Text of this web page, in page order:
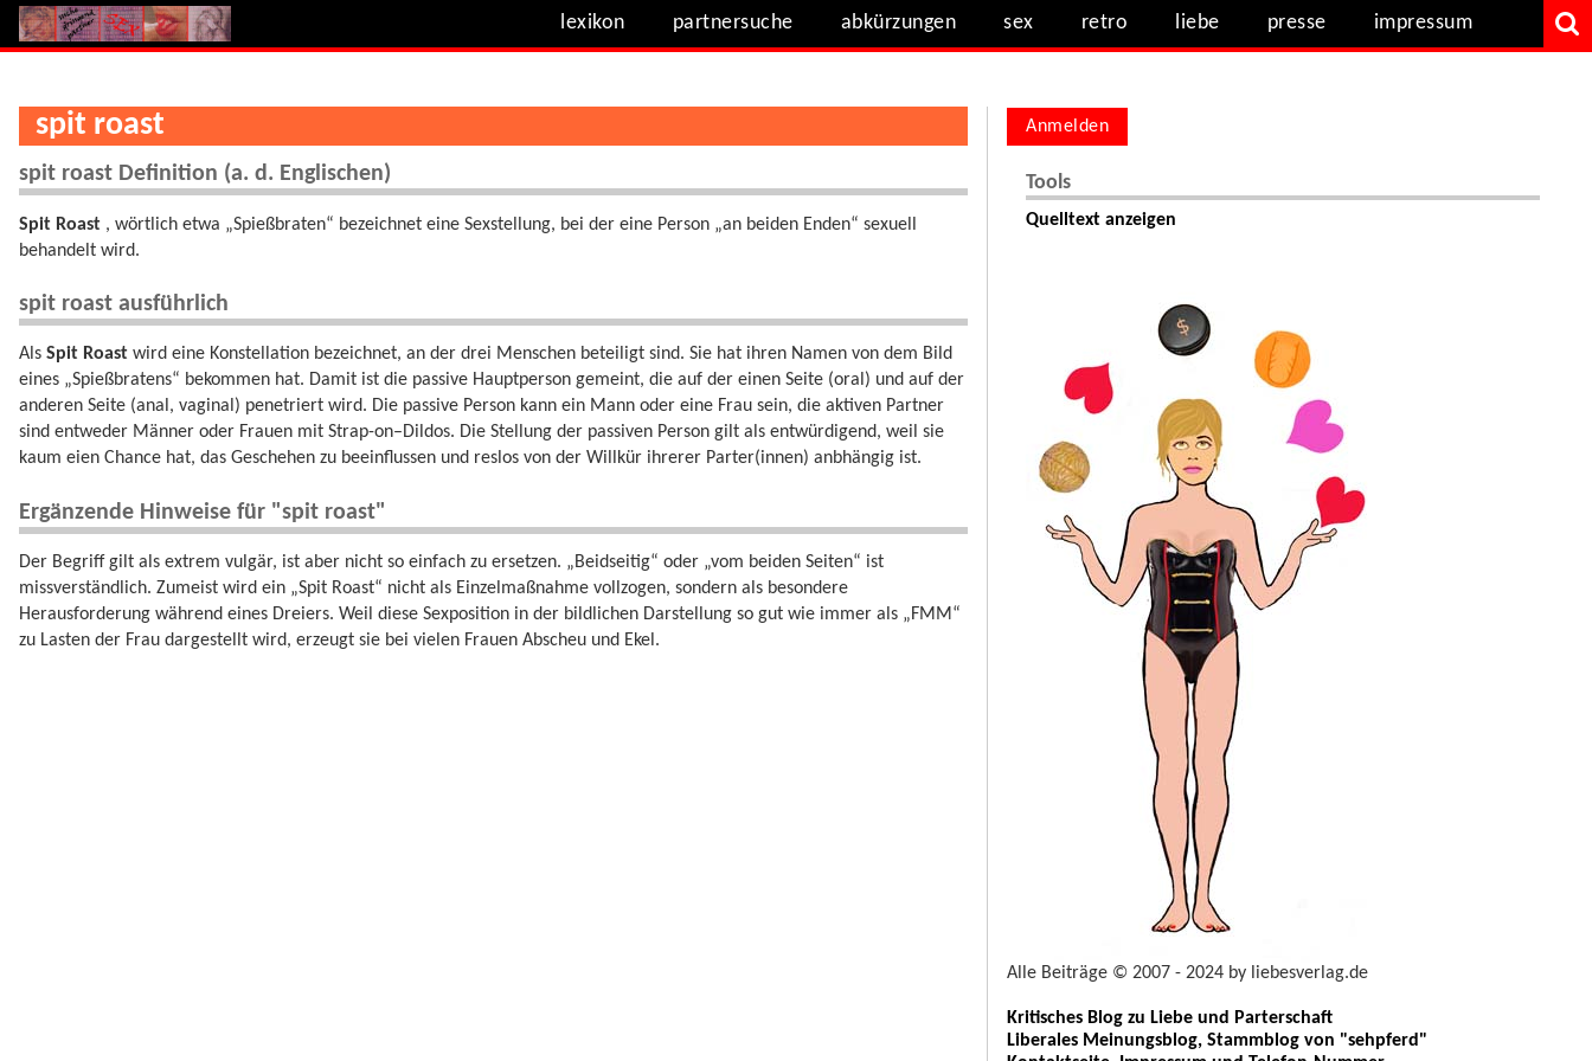
lexikon partnersuche abkürzungen sex retro liebe presse impressum
spit roast
spit roast Definition (a. d. Englischen)
Spit Roast , wörtlich etwa „Spießbraten“ bezeichnet eine Sexstellung, bei der eine Person „an beiden Enden“ sexuell
behandelt wird.
spit roast ausführlich
Als Spit Roast wird eine Konstellation bezeichnet, an der drei Menschen beteiligt sind. Sie hat ihren Namen von dem Bild
eines „Spießbratens“ bekommen hat. Damit ist die passive Hauptperson gemeint, die auf der einen Seite (oral) und auf der
anderen Seite (anal, vaginal) penetriert wird. Die passive Person kann ein Mann oder eine Frau sein, die aktiven Partner
sind entweder Männer oder Frauen mit Strap-on–Dildos. Die Stellung der passiven Person gilt als entwürdigend, weil sie
kaum eien Chance hat, das Geschehen zu beeinflussen und reslos von der Willkür ihrerer Parter(innen) anbhängig ist.
Ergänzende Hinweise für "spit roast"
Der Begriff gilt als extrem vulgär, ist aber nicht so einfach zu ersetzen. „Beidseitig“ oder „vom beiden Seiten“ ist
missverständlich. Zumeist wird ein „Spit Roast“ nicht als Einzelmaßnahme vollzogen, sondern als besondere
Herausforderung während eines Dreiers. Weil diese Sexposition in der bildlichen Darstellung so gut wie immer als „FMM“
zu Lasten der Frau dargestellt wird, erzeugt sie bei vielen Frauen Abscheu und Ekel.
Anmelden
Tools
Quelltext anzeigen
Alle Beiträge © 2007 - 2024 by liebesverlag.de
Kritisches Blog zu Liebe und Parterschaft
Liberales Meinungsblog, Stammblog von "sehpferd"